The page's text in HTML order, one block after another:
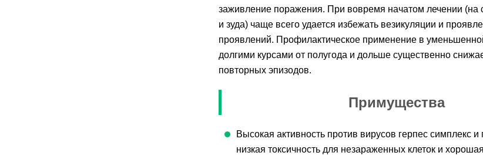
заживление поражения. При вовремя начатом лечении (на
и зуда) чаще всего удается избежать везикуляции и
проявлений. Профилактическое применение в
долгими курсами от полугода и дольше существенно
повторных эпизодов.
Примущества
Высокая активность против вирусов герпес симплекс и
низкая токсичность для незараженных клеток и